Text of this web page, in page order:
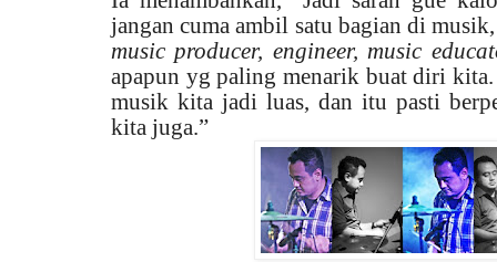
jangan cuma ambil satu bagian di
music producer, engineer, music
apapun yg paling menarik buat diri
musik kita jadi luas, dan itu pasti
kita juga.”